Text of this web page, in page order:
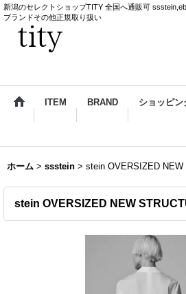
新潟のセレクトショップTITY 全国へ通販可
ブランドその他正規取り扱い
ITEM BRAND ショッピン
ホーム > ssstein > stein OVERSIZED
stein OVERSIZED NEW